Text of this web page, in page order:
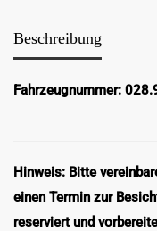
Beschreibung
Fahrzeugnummer:
Hinweis: Bitte
einen Termin zur
reserviert und